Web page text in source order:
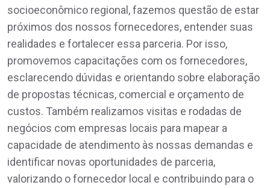
socioeconômico regional, fazemos questão de estar
próximos dos nossos fornecedores, entender suas
realidades e fortalecer essa parceria. Por isso,
promovemos capacitações com os fornecedores,
esclarecendo dúvidas e orientando sobre elaboração
de propostas técnicas, comercial e orçamento de
custos. Também realizamos visitas e rodadas de
negócios com empresas locais para mapear a
capacidade de atendimento às nossas demandas e
identificar novas oportunidades de parceria,
valorizando o fornecedor local e contribuindo para o